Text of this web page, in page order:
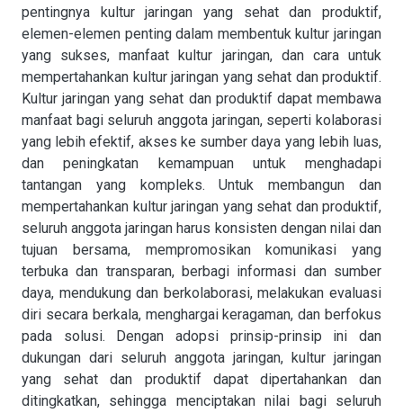
pentingnya kultur jaringan yang sehat dan produktif,
elemen-elemen penting dalam membentuk kultur jaringan
yang sukses, manfaat kultur jaringan, dan cara untuk
mempertahankan kultur jaringan yang sehat dan produktif.
Kultur jaringan yang sehat dan produktif dapat membawa
manfaat bagi seluruh anggota jaringan, seperti kolaborasi
yang lebih efektif, akses ke sumber daya yang lebih luas,
dan peningkatan kemampuan untuk menghadapi
tantangan yang kompleks. Untuk membangun dan
mempertahankan kultur jaringan yang sehat dan produktif,
seluruh anggota jaringan harus konsisten dengan nilai dan
tujuan bersama, mempromosikan komunikasi yang
terbuka dan transparan, berbagi informasi dan sumber
daya, mendukung dan berkolaborasi, melakukan evaluasi
diri secara berkala, menghargai keragaman, dan berfokus
pada solusi. Dengan adopsi prinsip-prinsip ini dan
dukungan dari seluruh anggota jaringan, kultur jaringan
yang sehat dan produktif dapat dipertahankan dan
ditingkatkan, sehingga menciptakan nilai bagi seluruh